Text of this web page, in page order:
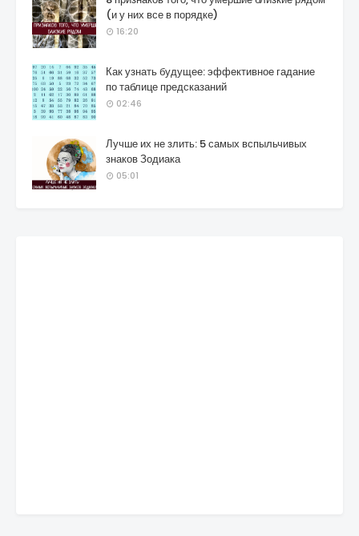
(и у них все в порядке)
16:20
Как узнать будущее: эффективное гадание
по таблице предсказаний
02:46
Лучше их не злить: 5 самых вспыльчивых
знаков Зодиака
05:01